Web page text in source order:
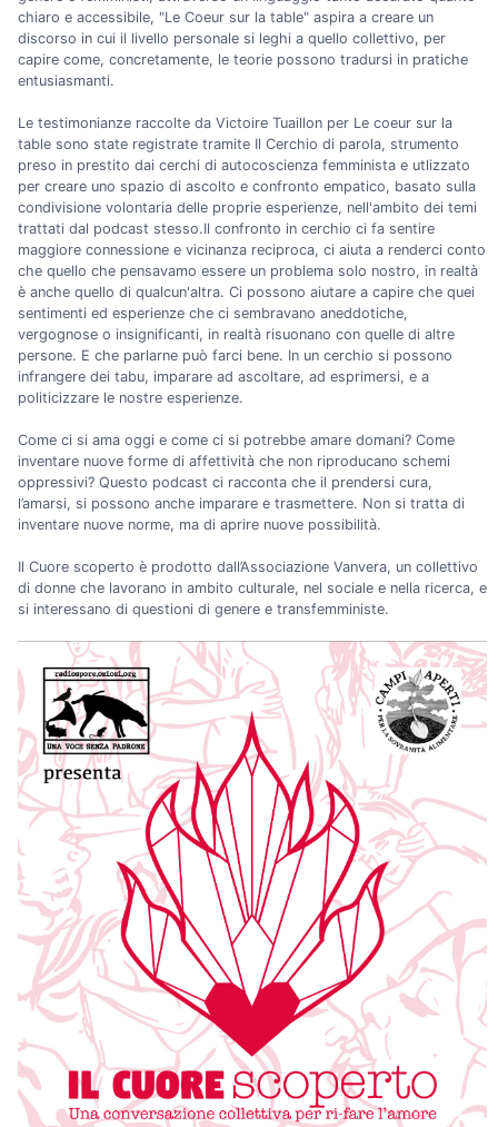
chiaro e accessibile, "Le Coeur sur la table" aspira a creare un
discorso in cui il livello personale si leghi a quello collettivo, per
capire come, concretamente, le teorie possono tradursi in pratiche
entusiasmanti.
Le testimonianze raccolte da Victoire Tuaillon per Le coeur sur la
table sono state registrate tramite Il Cerchio di parola, strumento
preso in prestito dai cerchi di autocoscienza femminista e utlizzato
per creare uno spazio di ascolto e confronto empatico, basato sulla
condivisione volontaria delle proprie esperienze, nell'ambito dei temi
trattati dal podcast stesso.Il confronto in cerchio ci fa sentire
maggiore connessione e vicinanza reciproca, ci aiuta a renderci conto
che quello che pensavamo essere un problema solo nostro, in realtà
è anche quello di qualcun'altra. Ci possono aiutare a capire che quei
sentimenti ed esperienze che ci sembravano aneddotiche,
vergognose o insignificanti, in realtà risuonano con quelle di altre
persone. E che parlarne può farci bene. In un cerchio si possono
infrangere dei tabu, imparare ad ascoltare, ad esprimersi, e a
politicizzare le nostre esperienze.
Come ci si ama oggi e come ci si potrebbe amare domani? Come
inventare nuove forme di affettività che non riproducano schemi
oppressivi? Questo podcast ci racconta che il prendersi cura,
l’amarsi, si possono anche imparare e trasmettere. Non si tratta di
inventare nuove norme, ma di aprire nuove possibilità.
Il Cuore scoperto è prodotto dall’Associazione Vanvera, un collettivo
di donne che lavorano in ambito culturale, nel sociale e nella ricerca, e
si interessano di questioni di genere e transfemministe.